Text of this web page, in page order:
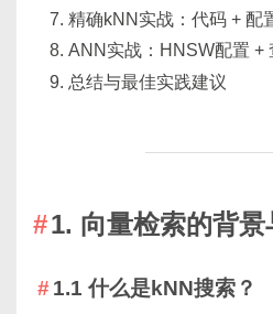
精确kNN实战：代码 + 配
ANN实战：HNSW配置 +
总结与最佳实践建议
1. 向量检索的背
1.1 什么是kNN搜索？